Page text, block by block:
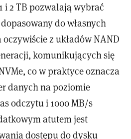
i 2 TB pozwalają wybrać
do własnych
z układów NAND
komunikujących się
co w praktyce oznacza
danych na poziomie
odczytu i 1000 MB/s
atutem jest
dostępu do dysku